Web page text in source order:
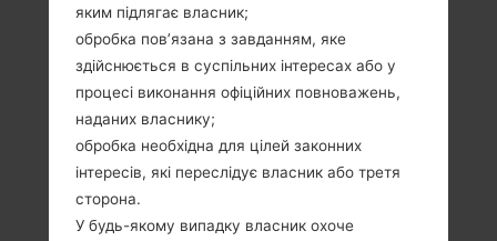
Статті
LGK200(LGK200)
akaLG X Style Dual
яким підлягає власник;
обробка пов’язана з завданням, яке
здійснюється в суспільних інтересах або у
процесі виконання офіційних повноважень,
наданих власнику;
обробка необхідна для цілей законних
інтересів, які переслідує власник або третя
сторона.
У будь-якому випадку власник охоче